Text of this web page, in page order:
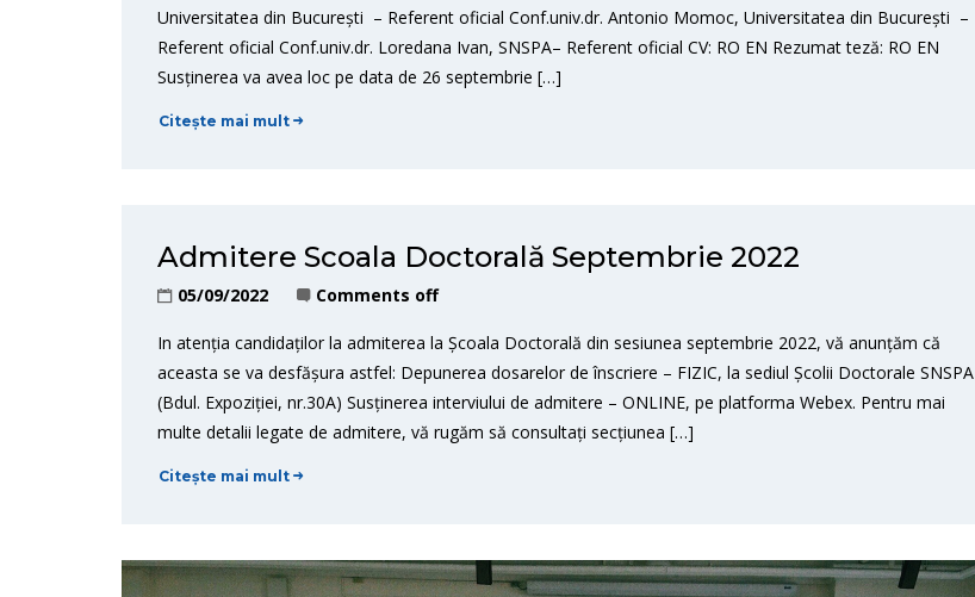
Universitatea din București – Referent oficial Conf.univ.dr. Antonio Momoc, Universitatea din București –
Referent oficial Conf.univ.dr. Loredana Ivan, SNSPA– Referent oficial CV: RO EN Rezumat teză: RO EN
Susținerea va avea loc pe data de 26 septembrie […]
Citește mai mult
Admitere Scoala Doctorală Septembrie 2022
05/09/2022 Comments off
In atenția candidaților la admiterea la Școala Doctorală din sesiunea septembrie 2022, vă anunțăm că
aceasta se va desfășura astfel: Depunerea dosarelor de înscriere – FIZIC, la sediul Școlii Doctorale SNSPA
(Bdul. Expoziției, nr.30A) Susținerea interviului de admitere – ONLINE, pe platforma Webex. Pentru mai
multe detalii legate de admitere, vă rugăm să consultați secțiunea […]
Citește mai mult